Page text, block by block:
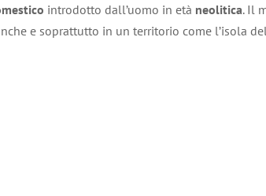
introdotto dall’uomo in età neolitica. Il
e soprattutto in un territorio come l’isola